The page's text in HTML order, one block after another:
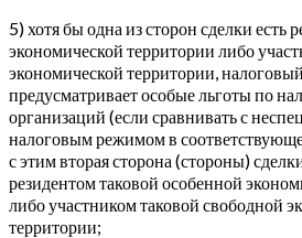
5) хотя бы одна из сторон сделки есть
экономической территории либо
экономической территории,
предусматривает особые льготы по
организаций (если сравнивать с
налоговым режимом в
с этим вторая сторона (стороны)
резидентом таковой особенной
либо участником таковой свободной
территории;